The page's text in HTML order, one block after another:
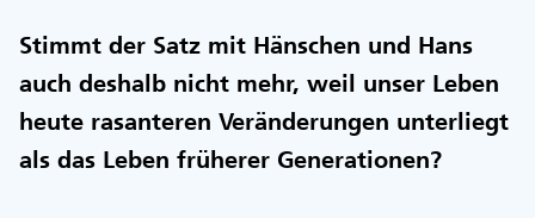
Stimmt der Satz mit Hänschen und Hans
auch deshalb nicht mehr, weil unser Leben
heute rasanteren Veränderungen unterliegt
als das Leben früherer Generationen?